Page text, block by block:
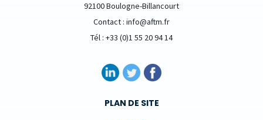
92100 Boulogne-Billancourt
Contact : info@aftm.fr
Tél : +33 (0)1 55 20 94 14
PLAN DE SITE